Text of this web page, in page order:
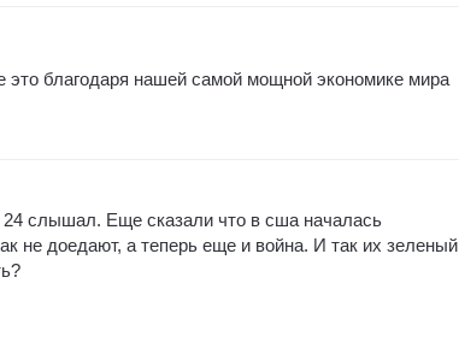
благодаря нашей самой мощной экономике мира
слышал. Еще сказали что в сша началась
не доедают, а теперь еще и война. И так их зеленый